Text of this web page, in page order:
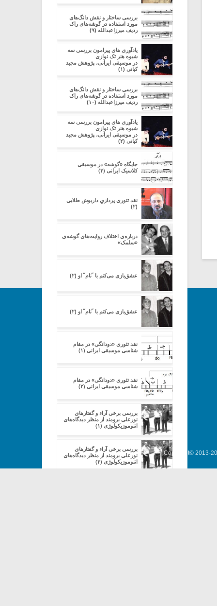
بررسی ساختار و نقش دانگ‌های
مورد استفاده در گوشه‌های راک
ردیف میرزاعبدالله (۹)
یادآوری های پیرامون بررسی سه
شیوه هنر تک نوازی
در موسیقی ایرانی، پژوهش مجید
کیانی (۱)
بررسی ساختار و نقش دانگ‌های
مورد استفاده در گوشه‌های راک
ردیف میرزاعبدالله (۱۰)
یادآوری های پیرامون بررسی سه
شیوه هنر تک نوازی
در موسیقی ایرانی، پژوهش مجید
کیانی (۲)
جایگاه «گوشه» در موسیقی
کلاسیک ایرانی (۳)
نقد تئوری پردازیِ داریوش طلایی
(۲)
درباره‌ی اختلاف روایت‌های گوشه‌ی
«سلمک»
عشق‌بازی می‌کنم با ˝نام˝ او (۲)
عشق‌بازی می‌کنم با ˝نام˝ او (۲)
نقد تئوری «دودانگی» در مقام
شناسی موسیقی ایرانی (۱)
نقد تئوری «دودانگی» در مقام
شناسی موسیقی ایرانی (۲)
بررسی برخی آراء و گفتارهای
نورعلی برومند از منظر دیدگاه‌های
اتنوموزیکولوژی (۱)
بررسی برخی آراء و گفتارهای
نورعلی برومند از منظر دیدگاه‌های
اتنوموزیکولوژی (۳)
Copyright© 2013-